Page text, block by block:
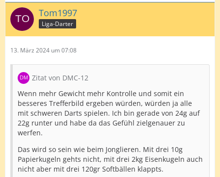
Tom1997
Liga-Darter
13. März 2024 um 07:08
Zitat von DMC-12
Wenn mehr Gewicht mehr Kontrolle und somit ein
besseres Trefferbild ergeben würden, würden ja alle
mit schweren Darts spielen. Ich bin gerade von 24g auf
22g runter und habe da das Gefühl zielgenauer zu
werfen.
Das wird so sein wie beim Jonglieren. Mit drei 10g
Papierkugeln gehts nicht, mit drei 2kg Eisenkugeln auch
nicht aber mit drei 120gr Softbällen klappts.